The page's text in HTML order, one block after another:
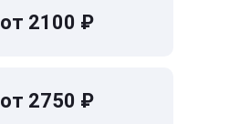
от 2100 ₽
от 2750 ₽